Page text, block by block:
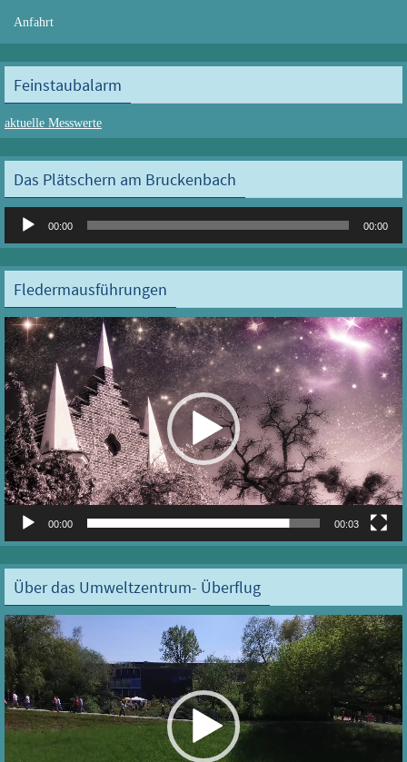
Anfahrt
Feinstaubalarm
aktuelle Messwerte
Das Plätschern am Bruckenbach
Audio-
00:00 00:00
Fledermausführungen
Video-
Player
00:00 00:03
Über das Umweltzentrum- Überflug
Video-
Player